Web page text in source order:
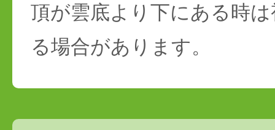
頂が雲底より下にある時
る場合があります。